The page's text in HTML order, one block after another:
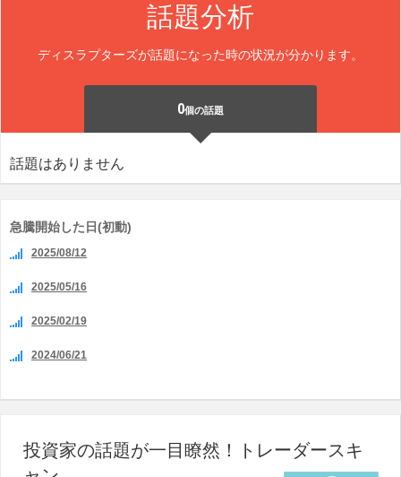
話題分析
ディスラプターズが話題になった時の状況が分かります。
0個の話題
話題はありません
急騰開始した日(初動)
2025/08/12
2025/05/16
2025/02/19
2024/06/21
投資家の話題が一目瞭然！トレーダースキ